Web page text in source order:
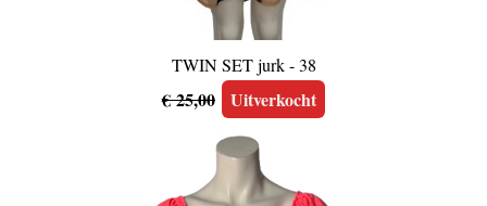
TWIN SET jurk - 38
€ 25,00 Uitverkocht